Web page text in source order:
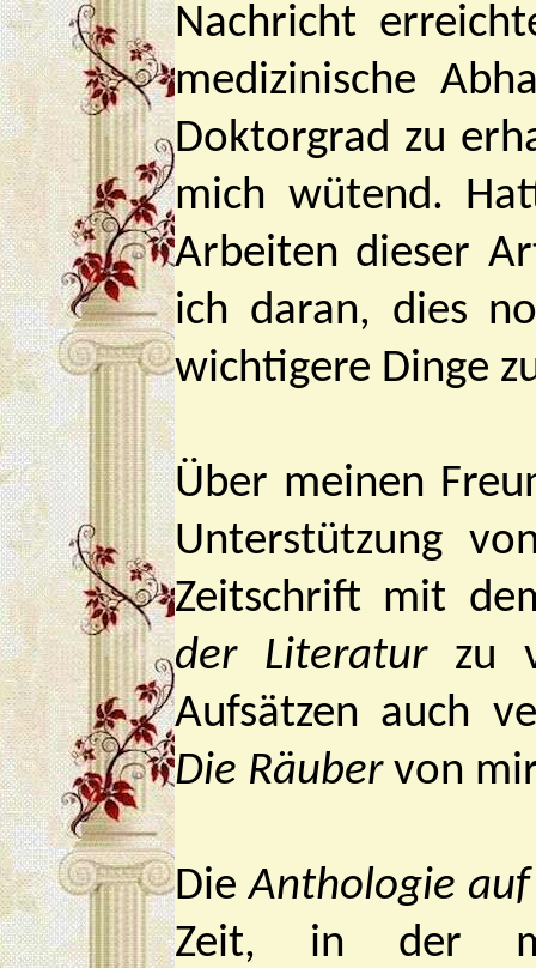
Nachricht
medizinische
Doktorgrad zu
mich wütend.
Arbeiten dieser
ich daran, dies
wichtigere Dinge
Über meinen
Unterstützung
Zeitschrift mit
der Literaturzu
Aufsätzen auch
Die Räubervon
DieAnthologie
Zeit, in der